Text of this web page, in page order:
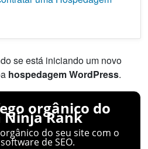
se está iniciando um novo
hospedagem WordPress.
orgânico do
Ninja Rank
do seu site com o
de SEO.